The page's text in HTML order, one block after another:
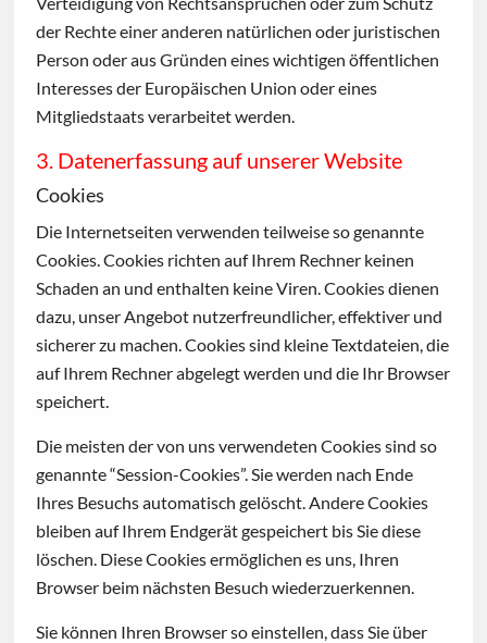
der Rechte einer anderen natürlichen oder juristischen
Person oder aus Gründen eines wichtigen öffentlichen
Interesses der Europäischen Union oder eines
Mitgliedstaats verarbeitet werden.
3. Datenerfassung auf unserer Website
Cookies
Die Internetseiten verwenden teilweise so genannte
Cookies. Cookies richten auf Ihrem Rechner keinen
Schaden an und enthalten keine Viren. Cookies dienen
dazu, unser Angebot nutzerfreundlicher, effektiver und
sicherer zu machen. Cookies sind kleine Textdateien, die
auf Ihrem Rechner abgelegt werden und die Ihr Browser
speichert.
Die meisten der von uns verwendeten Cookies sind so
genannte “Session-Cookies”. Sie werden nach Ende
Ihres Besuchs automatisch gelöscht. Andere Cookies
bleiben auf Ihrem Endgerät gespeichert bis Sie diese
löschen. Diese Cookies ermöglichen es uns, Ihren
Browser beim nächsten Besuch wiederzuerkennen.
Sie können Ihren Browser so einstellen, dass Sie über